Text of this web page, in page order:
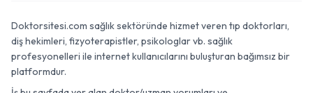
Doktorsitesi.com sağlık sektöründe hizmet veren tıp doktorları,
diş hekimleri, fizyoterapistler, psikologlar vb. sağlık
profesyonelleri ile internet kullanıcılarını buluşturan bağımsız bir
platformdur.